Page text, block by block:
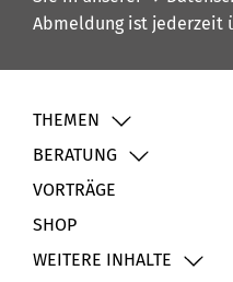
Abmeldung ist jederzeit
THEMEN
BERATUNG
VORTRÄGE
SHOP
WEITERE INHALTE